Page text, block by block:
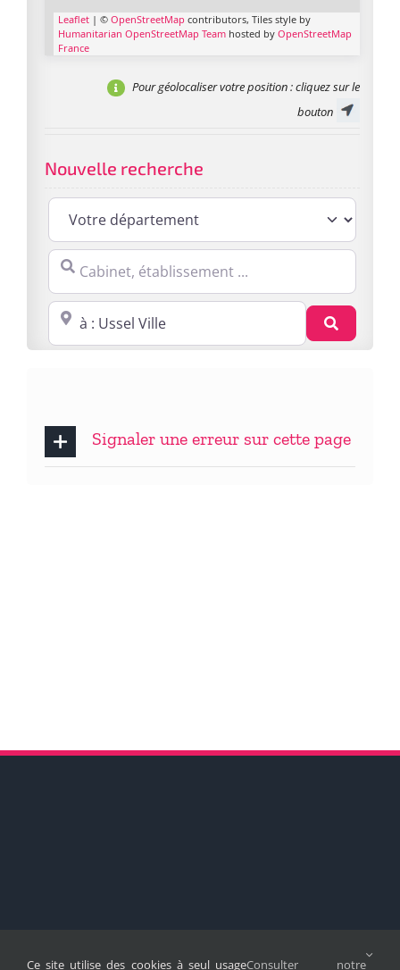
Leaflet | © OpenStreetMap contributors, Tiles style by
Humanitarian OpenStreetMap Team hosted by OpenStreetMap
France
Pour géolocaliser votre position: cliquez sur le
bouton
Nouvelle recherche
Cabinet, établissement ...
Proche de : ville, cp, lieu ...
Signaler une erreur sur cette page
Ce site utilise des cookies à seul usageConsulter notre